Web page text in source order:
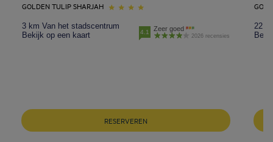
GOLDEN TULIP SHARJAH
3 km Van het stadscentrum
Bekijk op een kaart
4.1 Zeer goed
2026 recensies
RESERVEREN
22